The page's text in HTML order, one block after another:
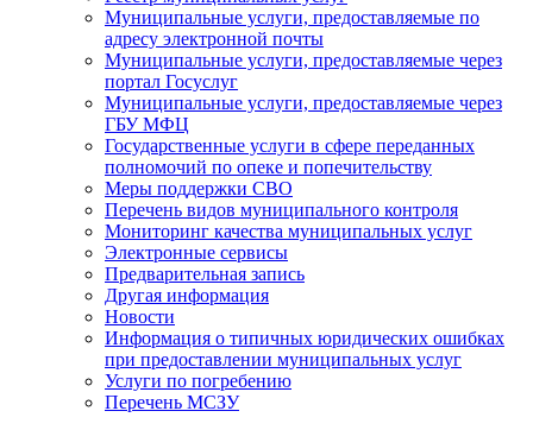
Муниципальные услуги, предоставляемые по
адресу электронной почты
Муниципальные услуги, предоставляемые через
портал Госуслуг
Муниципальные услуги, предоставляемые через
ГБУ МФЦ
Государственные услуги в сфере переданных
полномочий по опеке и попечительству
Меры поддержки СВО
Перечень видов муниципального контроля
Мониторинг качества муниципальных услуг
Электронные сервисы
Предварительная запись
Другая информация
Новости
Информация о типичных юридических ошибках
при предоставлении муниципальных услуг
Услуги по погребению
Перечень МСЗУ